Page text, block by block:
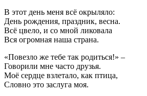
В этот день меня всё окрыляло:
День рождения, праздник, весна.
Всё цвело, и со мной ликовала
Вся огромная наша страна.
«Повезло же тебе так родиться!» –
Говорили мне часто друзья.
Моё сердце взлетало, как птица,
Словно это заслуга моя.